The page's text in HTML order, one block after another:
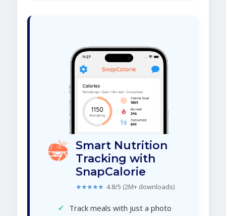
Smart Nutrition
Tracking with
SnapCalorie
★★★★★ 4.8/5 (2M+ downloads)
✓ Track meals with just a photo